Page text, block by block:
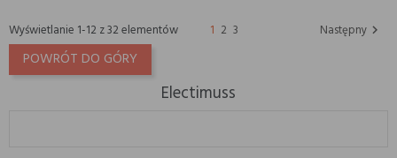
Wyświetlanie 1-12 z 32 elementów 1 23 Następny 
POWRÓT DO GÓRY
Electimuss